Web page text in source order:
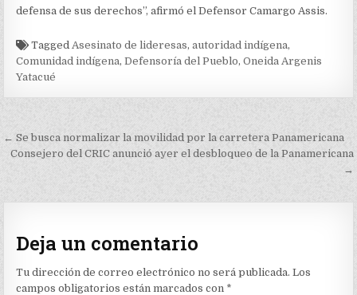
defensa de sus derechos”, afirmó el Defensor Camargo Assis.
TaggedAsesinato de lideresas,autoridad indígena,
Comunidad indígena,Defensoría del Pueblo,Oneida Argenis
Yatacué
Navegación
de
← Se busca normalizar la movilidad por la carretera Panamericana
Consejero del CRIC anunció ayer el desbloqueo de la Panamericana
→
Deja un comentario
Tu dirección de correo electrónico no será publicada. Los
campos obligatorios están marcados con *